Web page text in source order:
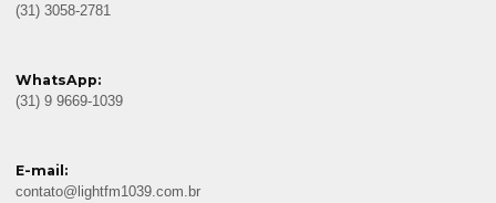
(31) 3058-2781
WhatsApp:
(31) 9 9669-1039
E-mail:
contato@lightfm1039.com.br